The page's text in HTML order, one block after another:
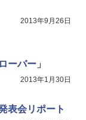
2013年9月26日
ーバー」
2013年1月30日
表会リポート